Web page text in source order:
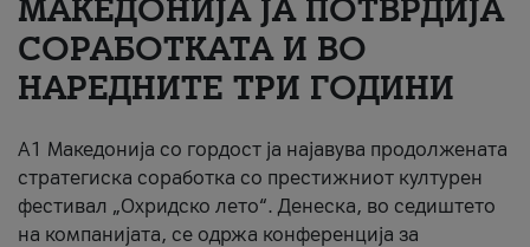
МАКЕДОНИЈА ЈА ПОТВРДИЈА
СОРАБОТКАТА И ВО
НАРЕДНИТЕ ТРИ ГОДИНИ
A1 Македонија со гордост ја најавува продолжената
стратегиска соработка со престижниот културен
фестивал „Охридско лето“. Денеска, во седиштето
на компанијата, се одржа конференција за